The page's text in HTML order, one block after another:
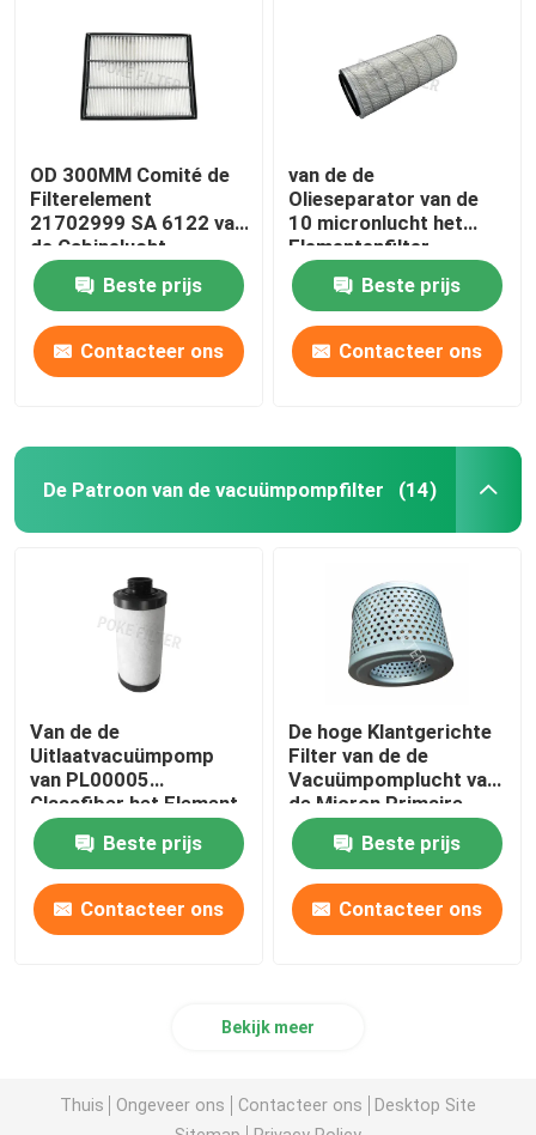
OD 300MM Comité de
Filterelement
21702999 SA 6122 van
de Cabinelucht
Beste prijs
Contacteer ons
van de de
Olieseparator van de
10 micronlucht het
Elementenfilter
P520620 AF1907M SA
11857 voor het Boren
van Materiaal
Beste prijs
Contacteer ons
De Patroon van de vacuümpompfilter (14)
Van de de
Uitlaatvacuümpomp
van PL00005
Glassfiber het Element
van de de Filterpatroon
voor Voedselfabriek
Beste prijs
Contacteer ons
De hoge Klantgerichte
Filter van de de
Vacuümpomplucht van
de Micron Primaire
Opname Pneumatische
F003
Beste prijs
Contacteer ons
Bekijk meer
Thuis Ongeveer ons Contacteer ons
Desktop Site